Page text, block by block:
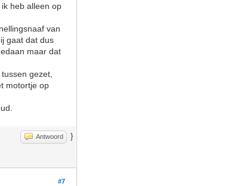
heb alleen op
van
gaat dat dus
maar dat
gezet,
motortje op
Antwoord }
#7